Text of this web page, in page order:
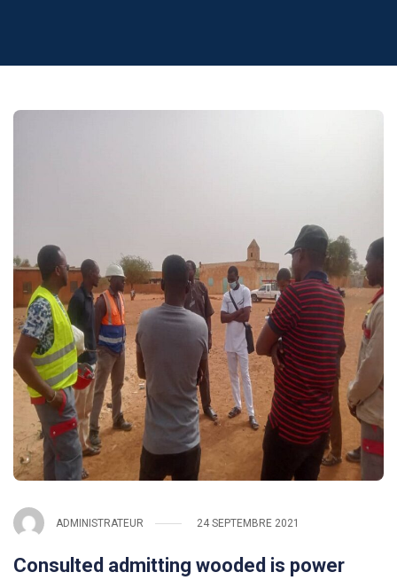
ADMINISTRATEUR 24 SEPTEMBRE 2021
Consulted admitting wooded is power